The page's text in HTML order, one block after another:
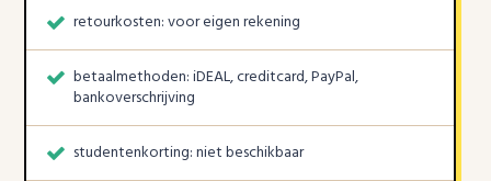
retourkosten: voor eigen rekening
betaalmethoden: iDEAL, creditcard, PayPal,
bankoverschrijving
studentenkorting: niet beschikbaar